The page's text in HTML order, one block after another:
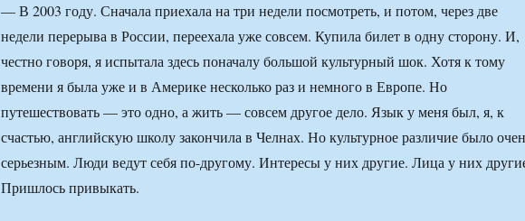
— В 2003 году. Сначала приехала на три недели посмотреть, и потом, через две
недели перерыва в России, переехала уже совсем. Купила билет в одну сторону. И,
честно говоря, я испытала здесь поначалу большой культурный шок. Хотя к тому
времени я была уже и в Америке несколько раз и немного в Европе. Но
путешествовать — это одно, а жить — совсем другое дело. Язык у меня был, я, к
счастью, английскую школу закончила в Челнах. Но культурное различие было
серьезным. Люди ведут себя по-другому. Интересы у них другие. Лица у них
Пришлось привыкать.